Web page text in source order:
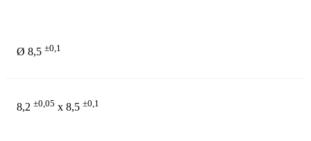
Ø 8,5 ±0,1
8,2 ±0,05 x 8,5 ±0,1